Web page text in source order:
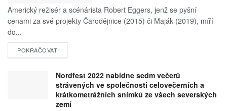
Americký režisér a scénárista Robert Eggers, jenž se pyšní
cenami za své projekty Čarodějnice (2015) či Maják (2019), míří
do...
POKRAČOVAT
Nordfest 2022 nabídne sedm večerů
strávených ve společnosti celovečerních a
krátkometrážních snímků ze všech severských
zemí